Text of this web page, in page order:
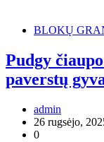
BLOKŲ
Pudgy
paverstų
admin
26 rugsėjo,
0